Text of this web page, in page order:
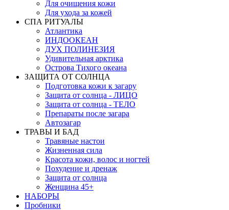
Для очищения кожи
Для ухода за кожей
СПА РИТУАЛЫ
Атлантика
ИНДООКЕАН
ДУХ ПОЛИНЕЗИЯ
Удивительная арктика
Острова Тихого океана
ЗАЩИТА ОТ СОЛНЦА
Подготовка кожи к загару
Защита от солнца - ЛИЦО
Защита от солнца - ТЕЛО
Препараты после загара
Автозагар
ТРАВЫ И БАД
Травяные настои
Жизненная сила
Красота кожи, волос и ногтей
Похудение и дренаж
Защита от солнца
Женщина 45+
НАБОРЫ
Пробники